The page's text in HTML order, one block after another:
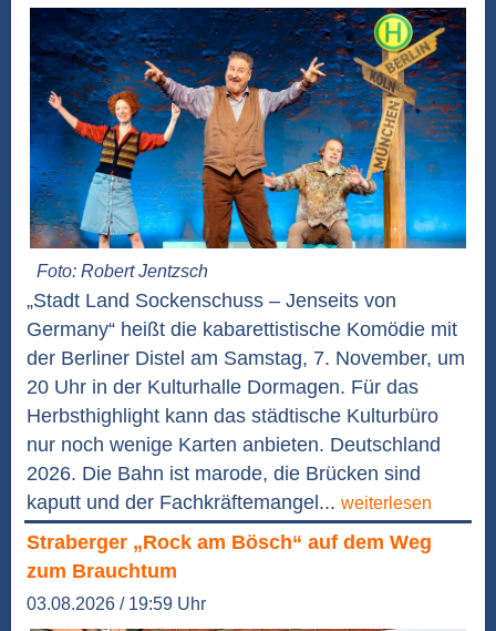
Foto: Robert Jentzsch
„Stadt Land Sockenschuss – Jenseits von
Germany“ heißt die kabarettistische Komödie mit
der Berliner Distel am Samstag, 7. November, um
20 Uhr in der Kulturhalle Dormagen. Für das
Herbsthighlight kann das städtische Kulturbüro
nur noch wenige Karten anbieten. Deutschland
2026. Die Bahn ist marode, die Brücken sind
kaputt und der Fachkräftemangel... weiterlesen
Straberger „Rock am Bösch“ auf dem Weg
zum Brauchtum
03.08.2026 / 19:59 Uhr